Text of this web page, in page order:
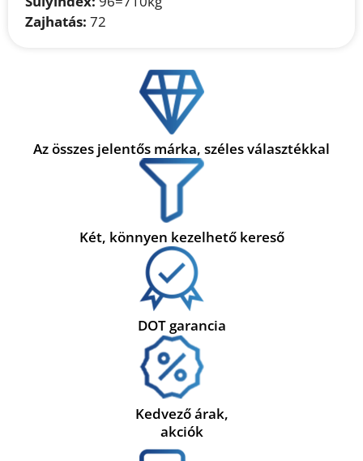
Zajhatás: 72
Az összes jelentős márka, széles választékkal
Két, könnyen kezelhető kereső
DOT garancia
Kedvező árak,
akciók